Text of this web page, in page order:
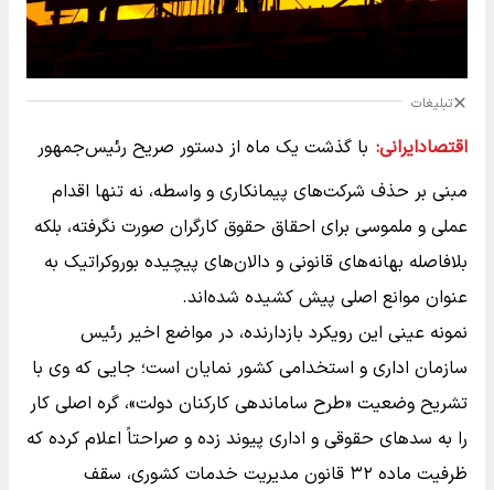
تبلیغات
اقتصادایرانی: با گذشت یک ماه از دستور صریح رئیس‌جمهور
مبنی بر حذف شرکت‌های پیمانکاری و واسطه، نه تنها اقدام
عملی و ملموسی برای احقاق حقوق کارگران صورت نگرفته، بلکه
بلافاصله بهانه‌های قانونی و دالان‌های پیچیده بوروکراتیک به
عنوان موانع اصلی پیش کشیده شده‌اند.
نمونه عینی این رویکرد بازدارنده، در مواضع اخیر رئیس
سازمان اداری و استخدامی کشور نمایان است؛ جایی که وی با
تشریح وضعیت «طرح ساماندهی کارکنان دولت»، گره اصلی کار
را به سدهای حقوقی و اداری پیوند زده و صراحتاً اعلام کرده که
ظرفیت ماده ۳۲ قانون مدیریت خدمات کشوری، سقف